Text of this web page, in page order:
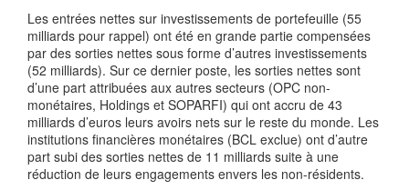
Les entrées nettes sur investissements de portefeuille (55
milliards pour rappel) ont été en grande partie compensées
par des sorties nettes sous forme d’autres investissements
(52 milliards). Sur ce dernier poste, les sorties nettes sont
d’une part attribuées aux autres secteurs (OPC non-
monétaires, Holdings et SOPARFI) qui ont accru de 43
milliards d’euros leurs avoirs nets sur le reste du monde. Les
institutions financières monétaires (BCL exclue) ont d’autre
part subi des sorties nettes de 11 milliards suite à une
réduction de leurs engagements envers les non-résidents.